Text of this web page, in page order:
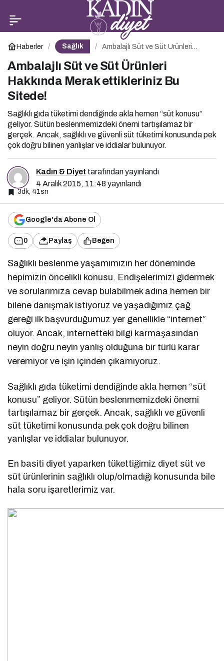
Haberler Sağlık
Ambalajlı Süt ve Süt Ürünleri
Sitede!
Ambalajlı Süt ve Süt Ürünleri
Hakkında Merak ettikleriniz Bu
Sitede!
Sağlıklı gıda tüketimi dendiğinde akla hemen “süt konusu”
geliyor. Sütün beslenmemizdeki önemi tartışılamaz bir
gerçek. Ancak, sağlıklı ve güvenli süt tüketimi konusunda pek
çok doğru bilinen yanlışlar ve iddialar bulunuyor.
Kadın & Diyet tarafından yayınlandı
4 Aralık 2015, 11:48 yayınlandı
3dk, 41sn
Google'da Abone Ol
0 Paylaş Beğen
Sağlıklı beslenme yaşamımızın her döneminde
hepimizin öncelikli konusu. Endişelerimizi gidermek
ve sorularımıza cevap bulabilmek adına hemen bir
bilene danışmak istiyoruz ve yaşadığımız çağ
gereği ilk başvurduğumuz yer genellikle “internet”
oluyor. Ancak, internetteki bilgi karmaşasından
neyin doğru neyin yanlış olduğuna bir türlü karar
veremiyor ve işin içinden çıkamıyoruz.
Sağlıklı gıda tüketimi dendiğinde akla hemen “süt
konusu” geliyor. Sütün beslenmemizdeki önemi
tartışılamaz bir gerçek. Ancak, sağlıklı ve güvenli
süt tüketimi konusunda pek çok doğru bilinen
yanlışlar ve iddialar bulunuyor.
En basiti diyet yaparken tükettiğimiz diyet süt ve
süt ürünlerinin sağlıklı olup/olmadığı konusunda bile
hala soru işaretlerimiz var.
Ambalajlı Süt ve Süt
Ürünleri Hakkında Merak
ettikleriniz Bu Sitede!